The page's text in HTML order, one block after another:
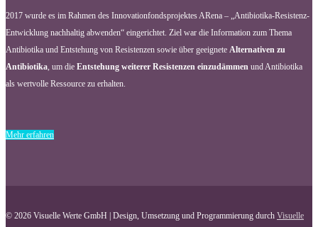
2017 wurde es im Rahmen des Innovationfondsprojektes ARena – „Antibiotika-Resistenz-
Entwicklung nachhaltig abwenden“ eingerichtet. Ziel war die Information zum Thema
Antibiotika und Entstehung von Resistenzen sowie über geeignete Alternativen zu
Antibiotika, um die Entstehung weiterer Resistenzen einzudämmen und Antibiotika
als wertvolle Ressource zu erhalten.
Mehr erfahren
© 2026 Visuelle Werte GmbH | Design, Umsetzung und Programmierung durch Visuelle